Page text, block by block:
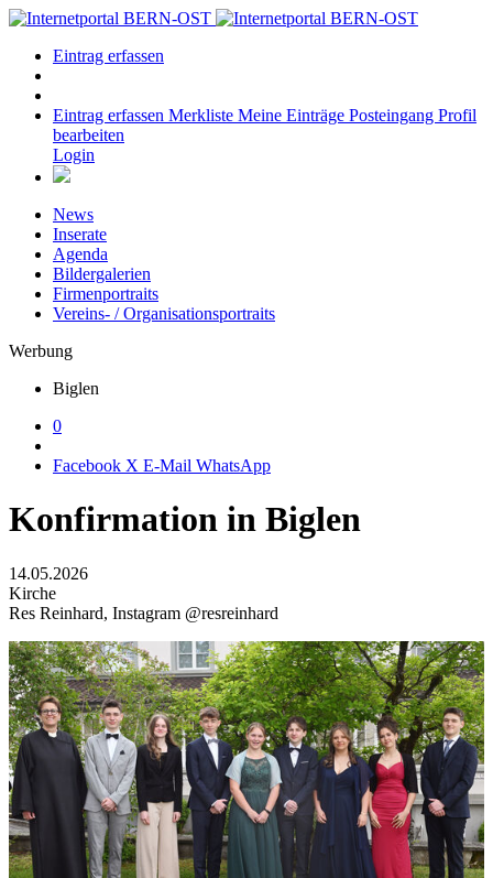
Eintrag erfassen
Eintrag erfassen Merkliste Meine Einträge Posteingang Profil
bearbeiten
Login
News
Inserate
Agenda
Bildergalerien
Firmenportraits
Vereins- / Organisationsportraits
Werbung
Biglen
0
Facebook X E-Mail WhatsApp
Konfirmation in Biglen
14.05.2026
Kirche
Res Reinhard, Instagram @resreinhard